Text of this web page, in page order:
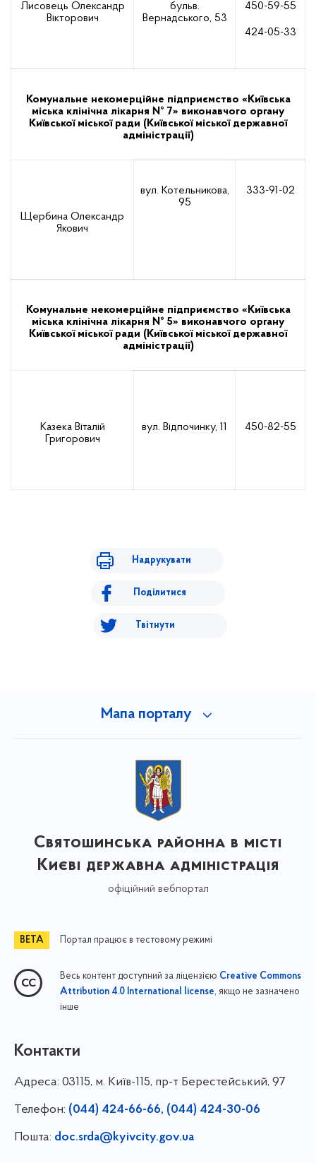
Лисовець Олександр
Вікторович
бульв.
Вернадського, 53
450-59-55
424-05-33
Комунальне некомерційне підприємство «Київська
міська клінічна лікарня № 7» виконавчого органу
Київської міської ради (Київської міської державної
адміністрації)
Щербина Олександр
Якович
вул. Котельникова,
95
333-91-02
Комунальне некомерційне підприємство «Київська
міська клінічна лікарня № 5» виконавчого органу
Київської міської ради (Київської міської державної
адміністрації)
Казека Віталій
Григорович
вул. Відпочинку, 11 450-82-55
Надрукувати
Поділитися
Твітнути
Мапа порталу
Святошинська районна в місті
Києві державна адміністрація
офіційний вебпортал
Портал працює в тестовому режимі
Весь контент доступний за ліцензією Creative Commons
Attribution 4.0 International license, якщо не зазначено
інше
Контакти
Адреса: 03115, м. Київ-115, пр-т Берестейський, 97
Телефон: (044) 424-66-66, (044) 424-30-06
Пошта: doc.srda@kyivcity.gov.ua